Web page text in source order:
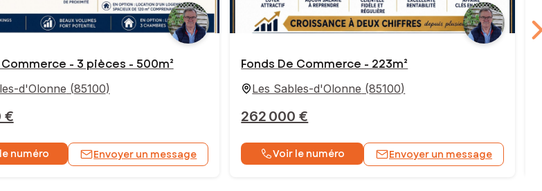
Commerce - 3 pièces - 500m²
d'Olonne (85100)
€
numéro Envoyer un message
Fonds De Commerce - 223m²
Les Sables-d'Olonne (85100)
262 000 €
Voir le numéro Envoyer un message